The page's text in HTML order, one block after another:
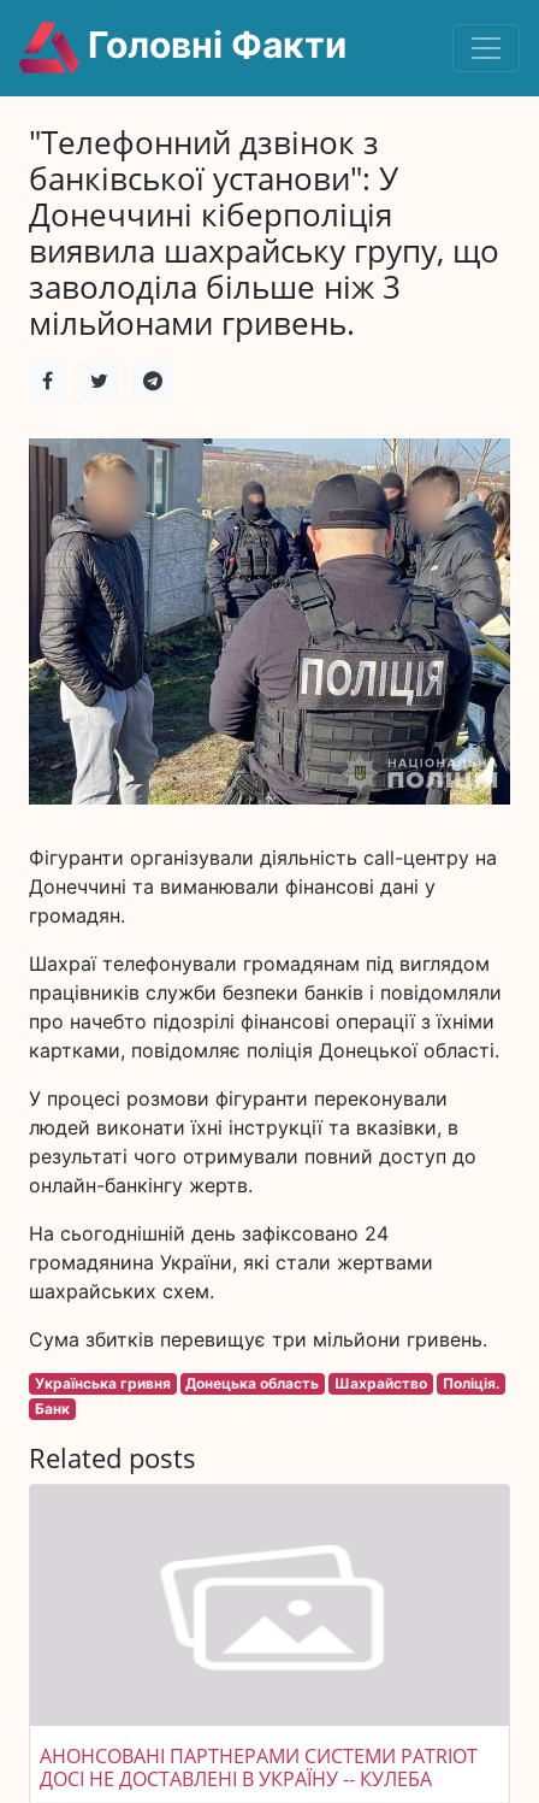
Головні Факти
"Телефонний дзвінок з
банківської установи": У
Донеччині кіберполіція
виявила шахрайську групу, що
заволоділа більше ніж 3
мільйонами гривень.
Фігуранти організували діяльність call-центру на
Донеччині та виманювали фінансові дані у
громадян.
Шахраї телефонували громадянам під виглядом
працівників служби безпеки банків і повідомляли
про начебто підозрілі фінансові операції з їхніми
картками, повідомляє поліція Донецької області.
У процесі розмови фігуранти переконували
людей виконати їхні інструкції та вказівки, в
результаті чого отримували повний доступ до
онлайн-банкінгу жертв.
На сьогоднішній день зафіксовано 24
громадянина України, які стали жертвами
шахрайських схем.
Сума збитків перевищує три мільйони гривень.
Українська гривня Донецька область Шахрайство
Поліція.
Банк
Related posts
АНОНСОВАНІ ПАРТНЕРАМИ СИСТЕМИ PATRIOT
ДОСІ НЕ ДОСТАВЛЕНІ В УКРАЇНУ -- КУЛЕБА